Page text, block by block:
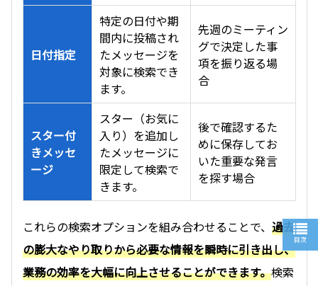
日付指定
特定の日付や期
間内に投稿され
たメッセージを
対象に検索でき
ます。
先週のミーティン
グで決定した事
項を振り返る場
合
スター付
きメッセ
ージ
スター（お気に
入り）を追加し
たメッセージに
限定して検索で
きます。
後で確認するた
めに保存してお
いた重要な発言
を探す場合
これらの検索オプションを組み合わせることで、 過去
の膨大なやり取りから必要な情報を瞬時に引き出し、
業務の効率を大幅に向上させることができます。検索
目次